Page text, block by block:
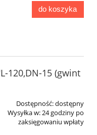
do koszyka
120,DN-15 (gwint
Dostępność:dostępny
Wysyłka w:24 godziny po
zaksięgowaniu wpłaty